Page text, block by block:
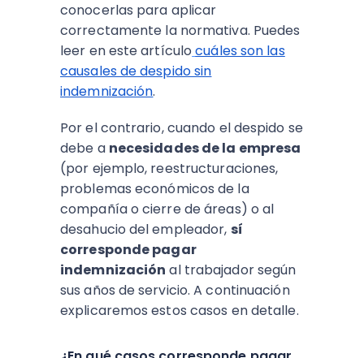
conocerlas para aplicar
correctamente la normativa. Puedes
leer en este artículo cuáles son las
causales de despido sin
indemnización.
Por el contrario, cuando el despido se
debe a necesidades de la empresa
(por ejemplo, reestructuraciones,
problemas económicos de la
compañía o cierre de áreas) o al
desahucio del empleador, sí
corresponde pagar
indemnización al trabajador según
sus años de servicio. A continuación
explicaremos estos casos en detalle.